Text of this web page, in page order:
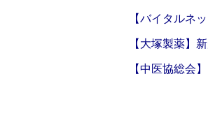
【バイタルネ
【大塚製薬】
【中医協総会